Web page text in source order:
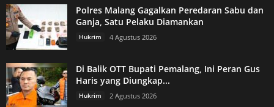
Polres Malang Gagalkan Peredaran Sabu dan
Ganja, Satu Pelaku Diamankan
Hukrim 4 Agustus 2026
Di Balik OTT Bupati Pemalang, Ini Peran Gus
Haris yang Diungkap...
Hukrim 2 Agustus 2026